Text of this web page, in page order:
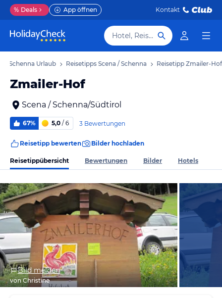
% Deals App öffnen Kontakt
Hotel, Reiseziel
/ Schenna Urlaub Reisetipps Scena / Schenna Reisetipp Zmailer-Hof
Zmailer-Hof
Scena / Schenna/Südtirol
67% 5,0 / 6 3 Bewertungen
Reisetipp bewerten Bilder hochladen
Reisetippübersicht Bewertungen Bilder Hotels
Bild melden
von Christine